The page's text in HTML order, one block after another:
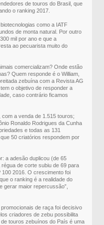
de touros do Brasil, que
o ranking 2017.
como a IATF
de monta natural. Por outro
mil por ano e que a
ao pecuarista muito do
comercializam? Onde estão
Quem responde é o William,
zebuína com a Revista AG
o objetivo de responder a
caso contrário ficamos
a venda de 1.515 touros;
Ronaldo Rodrigues da Cunha
e todas as 131
50 criatórios respondem por
a adesão duplicou (de 65
de corte subiu de 69 para
100 2016. O crescimento foi
o ranking é a realidade do
gerar maior repercussão”,
de raça foi decisivo
criadores de zebu possibilita
touros zebuínos do País é uma